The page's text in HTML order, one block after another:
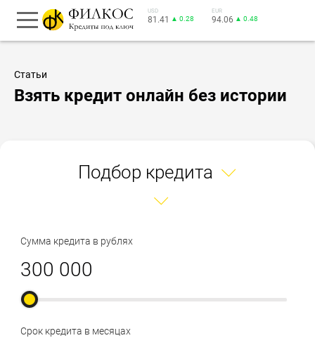
USD
81.41 ▲ 0.28
EUR
94.06 ▲ 0.48
Статьи
Взять кредит онлайн без истории
Подбор кредита
Сумма кредита в рублях
Срок кредита в месяцах